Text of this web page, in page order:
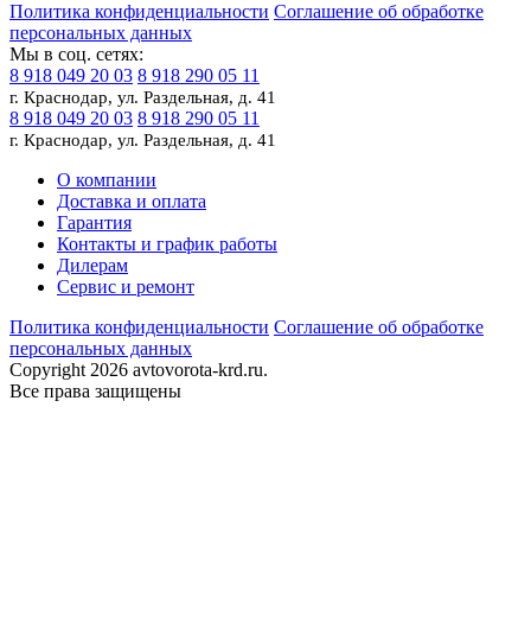
Политика конфиденциальности Соглашение об обработке
персональных данных
Мы в соц. сетях:
8 918 049 20 03 8 918 290 05 11
г. Краснодар, ул. Раздельная, д. 41
8 918 049 20 03 8 918 290 05 11
г. Краснодар, ул. Раздельная, д. 41
О компании
Доставка и оплата
Гарантия
Контакты и график работы
Дилерам
Сервис и ремонт
Политика конфиденциальности Соглашение об обработке
персональных данных
Copyright 2026 avtovorota-krd.ru.
Все права защищены